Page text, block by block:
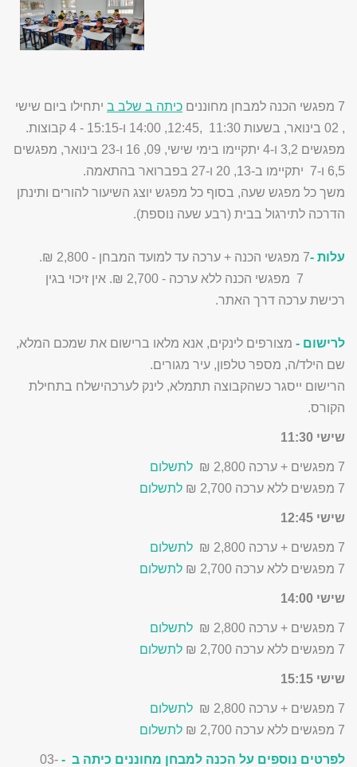
7 מפגשי הכנה למבחן מחוננים כיתה ב שלב ב יתחילו ביום שישי
, 02 בינואר, בשעות 11:30 ,12:45, 14:00 ו-15:15 - 4 קבוצות.
מפגשים 3,2 ו-4 יתקיימו בימי שישי, 09, 16 ו-23 בינואר, מפגשים
6,5 ו-7 יתקיימו ב-13, 20 ו-27 בפברואר בהתאמה.
משך כל מפגש שעה, בסוף כל מפגש יוצג השיעור להורים ותינתן
הדרכה לתירגול בבית (רבע שעה נוספת).
עלות -7 מפגשי הכנה + ערכה עד למועד המבחן - 2,800 ₪.
7 מפגשי הכנה ללא ערכה - 2,700 ₪. אין זיכוי בגין
רכישת ערכה דרך האתר.
לרישום - מצורפים לינקים, אנא מלאו ברישום את שמכם המלא,
שם הילד/ה, מספר טלפון, עיר מגורים.
הרישום ייסגר כשהקבוצה תתמלא, לינק לערכהישלח בתחילת
הקורס.
שישי 11:30
7 מפגשים + ערכה 2,800 ₪
לתשלום
7 מפגשים ללא ערכה 2,700 ₪
לתשלום
שישי 12:45
7 מפגשים + ערכה 2,800 ₪
לתשלום
7 מפגשים ללא ערכה 2,700 ₪
לתשלום
שישי 14:00
7 מפגשים + ערכה 2,800 ₪
לתשלום
7 מפגשים ללא ערכה 2,700 ₪
לתשלום
שישי 15:15
7 מפגשים + ערכה 2,800 ₪
לתשלום
7 מפגשים ללא ערכה 2,700 ₪
לתשלום
לפרטים נוספים על הכנה למבחן מחוננים כיתה ב -
03-